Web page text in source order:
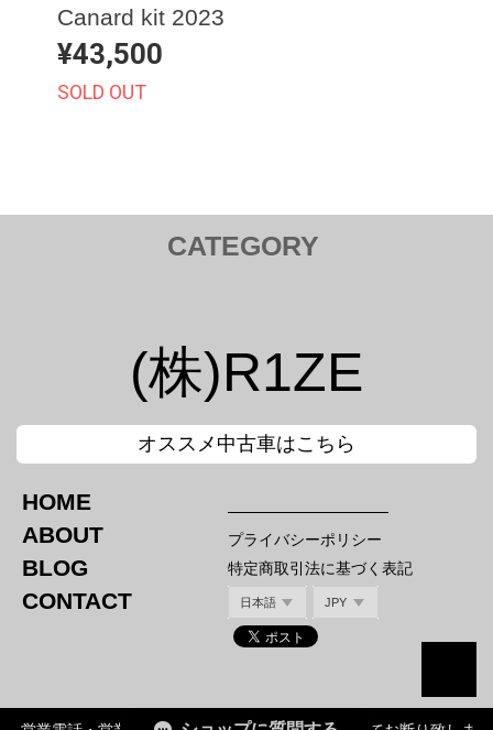
Canard kit 2023
¥43,500
SOLD OUT
CATEGORY
Injection kit ／ インジェクションキット
Mirror ／ ミラー
Hood Bar / ボンネットバー
Canard / カナード
Tail Lamp ／ テールランプ
Mirror ／ ミラー
Hood Bar / ボンネットバー
Tail Lamp ／ テールランプ
Mirror ／ ミラー
Canard / カナード
Titanium Hood Bar
Nut / ナット
(株)R1ZE
オススメ中古車はこちら
HOME
ABOUT
BLOG
CONTACT
プライバシーポリシー
特定商取引法に基づく表記